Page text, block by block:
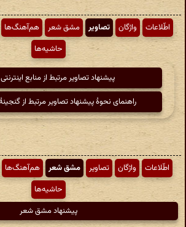
اطّلاعات واژگان تصاویر مشق شعر هم‌آهنگ‌ها
حاشیه‌ها
پیشنهاد تصاویر مرتبط از منابع اینترنتی
راهنمای نحوهٔ پیشنهاد تصاویر مرتبط از
اطّلاعات واژگان تصاویر مشق شعر هم‌آهنگ‌ها
حاشیه‌ها
پیشنهاد مشق شعر